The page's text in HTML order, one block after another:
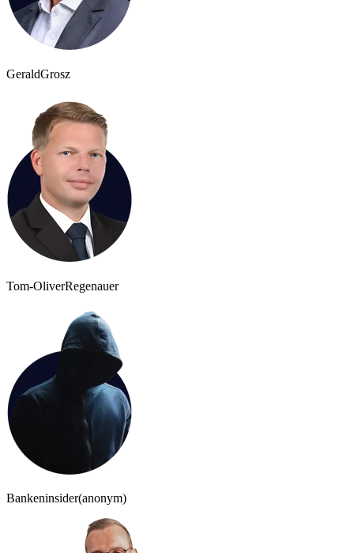
GeraldGrosz
Tom-OliverRegenauer
Bankeninsider(anonym)